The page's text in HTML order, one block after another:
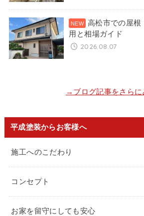
高松市での屋根
用と相場ガイド
2026.08.07
→ブログ記事をさらに
平成塗装からお客様へ
施工へのこだわり
コンセプト
お家を留守にしても安心